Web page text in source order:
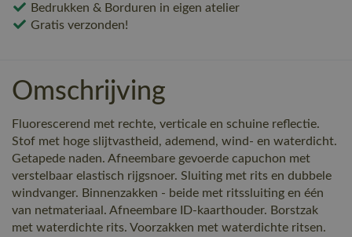
Bedrukken & Borduren in eigen atelier
Gratis verzonden!
Omschrijving
Fluorescerend met rechte, verticale en schuine reflectie.
Stof met hoge slijtvastheid, ademend, wind- en waterdicht.
Getapede naden. Afneembare gevoerde capuchon met
verstelbaar elastisch rijgsnoer. Sluiting met rits en dubbele
windvanger. Binnenzakken - beide met ritssluiting en één
van netmateriaal. Afneembare ID-kaarthouder. Borstzak
met waterdichte rits. Voorzakken met waterdichte ritsen.